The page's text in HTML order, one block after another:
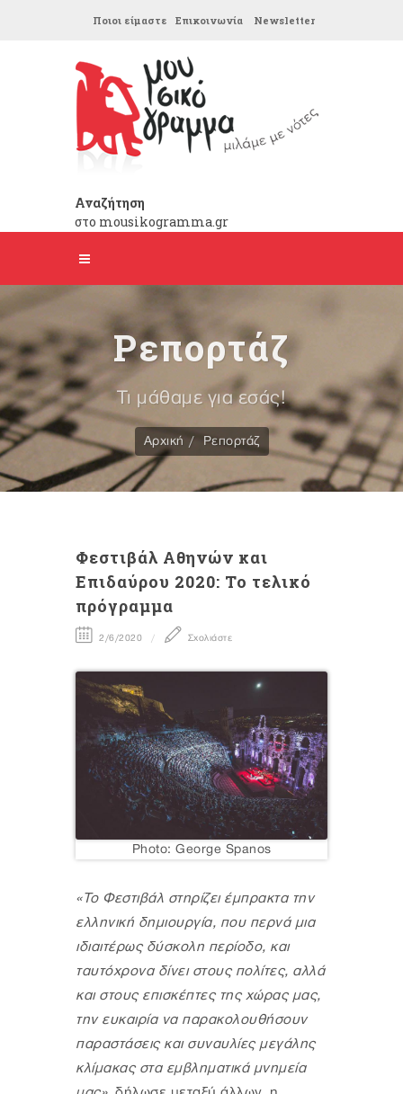
Ποιοι είμαστε Επικοινωνία Newsletter
Αναζήτηση
στο mousikogramma.gr
Ρεπορτάζ
Τι μάθαμε για εσάς!
Αρχική Ρεπορτάζ
Φεστιβάλ Αθηνών και
Επιδαύρου 2020: Το τελικό
πρόγραμμα
2/6/2020 Σχολιάστε
Photo: George Spanos
«To Φεστιβάλ στηρίζει έμπρακτα την
ελληνική δημιουργία, που περνά μια
ιδιαιτέρως δύσκολη περίοδο, και
ταυτόχρονα δίνει στους πολίτες, αλλά
και στους επισκέπτες της χώρας μας,
την ευκαιρία να παρακολουθήσουν
παραστάσεις και συναυλίες μεγάλης
κλίμακας στα εμβληματικά μνημεία